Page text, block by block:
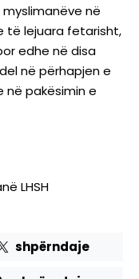
në
të lejuara fetarisht,
edhe në disa
në përhapjen e
në pakësimin e
LHSH
shpërndaje